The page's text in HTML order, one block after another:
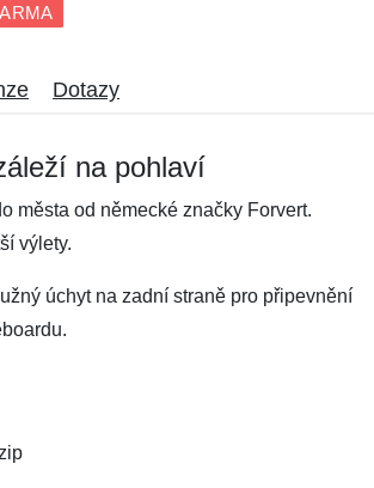
Dotazy
na pohlaví
města od německé značky Forvert.
výlety.
úchyt na zadní straně pro připevnění